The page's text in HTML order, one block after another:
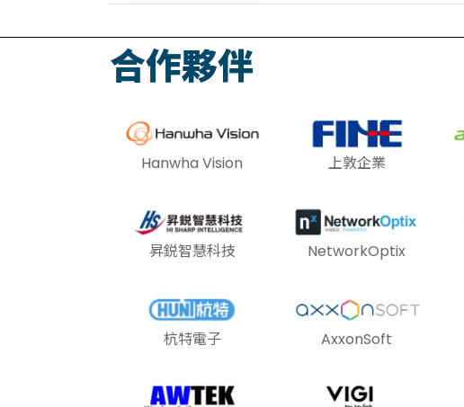
合作夥伴
Hanwha Vision 上敦企業
昇鋭智慧科技 NetworkOptix
杭特電子 AxxonSoft